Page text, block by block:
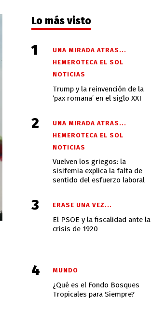
Lo más visto
Trump y la reinvención de la
‘pax romana’ en el siglo XXI
UNA MIRADA ATRAS...
HEMEROTECA EL SOL
NOTICIAS
Vuelven los griegos: la
sisifemia explica la falta de
sentido del esfuerzo laboral
UNA MIRADA ATRAS...
HEMEROTECA EL SOL
NOTICIAS
El PSOE y la fiscalidad ante la
crisis de 1920
ERASE UNA VEZ...
¿Qué es el Fondo Bosques
Tropicales para Siempre?
MUNDO